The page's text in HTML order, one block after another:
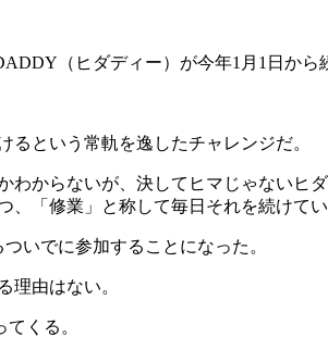
（ヒダディー）が今年1月1日から
という常軌を逸したチャレンジだ。
からないが、決してヒマじゃないヒ
「修業」と称して毎日それを続けてい
いでに参加することになった。
理由はない。
くる。